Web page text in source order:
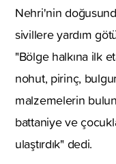
Nehri'nin
sivillere yardım
"Bölge halkına ilk
nohut, pirinç,
malzemelerin
battaniye ve
ulaştırdık" dedi.